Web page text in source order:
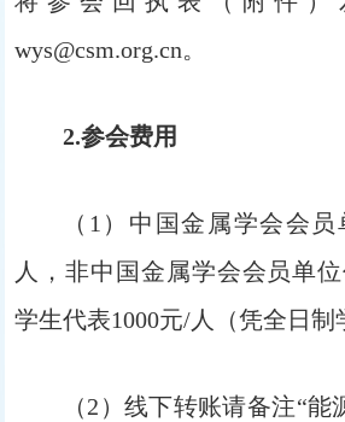
wys@csm.org.cn。
2.参会费用
（1）中国金属学会会
人，非中国金属学会会员单位
学生代表1000元/人（凭全日制
（2）线下转账请备注“能